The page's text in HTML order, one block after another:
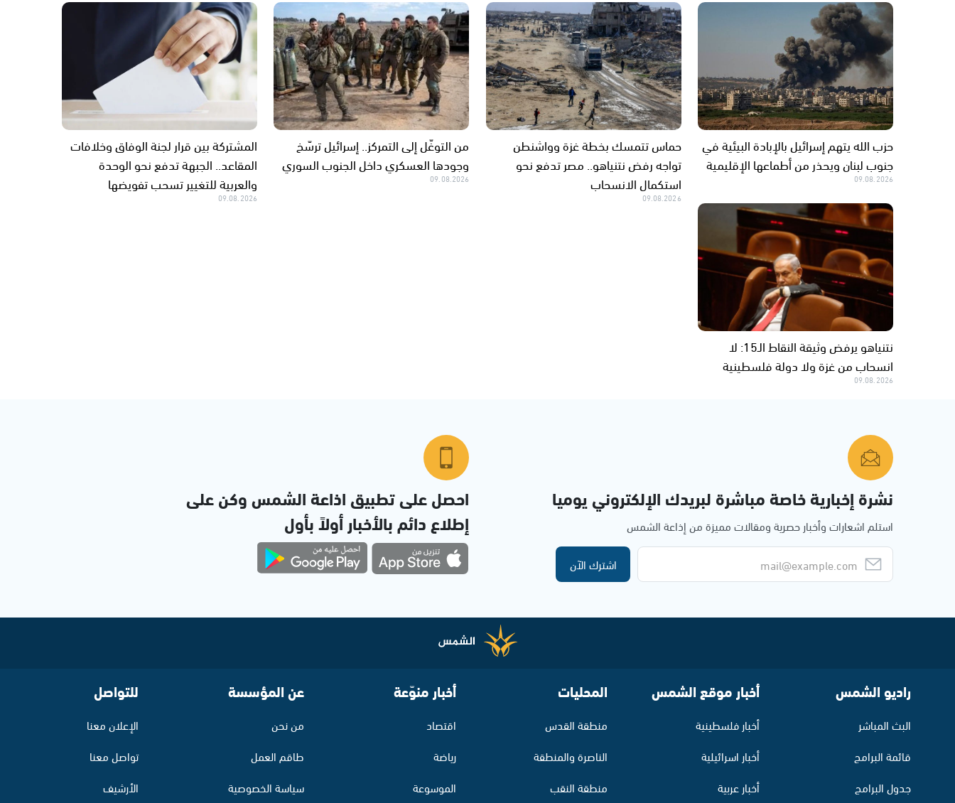
حزب الله يتهم إسرائيل بالإبادة البيئية في
جنوب لبنان ويحذر من أطماعها الإقليمية
09.08.2026
حماس تتمسك بخطة غزة وواشنطن
تواجه رفض نتنياهو.. مصر تدفع نحو
استكمال الانسحاب
09.08.2026
من التوغّل إلى التمركز.. إسرائيل ترسّخ
وجودها العسكري داخل الجنوب السوري
09.08.2026
المشتركة بين قرار لجنة الوفاق وخلافات
المقاعد.. الجبهة تدفع نحو الوحدة
والعربية للتغيير تسحب تفويضها
09.08.2026
نتنياهو يرفض وثيقة النقاط الـ15: لا
انسحاب من غزة ولا دولة فلسطينية
09.08.2026
نشرة إخبارية خاصة مباشرة لبريدك الإلكتروني يوميا
استلم اشعارات وأخبار حصرية ومقالات مميزة من إذاعة الشمس
اشترك الآن
احصل على تطبيق اذاعة الشمس وكن على
إطلاع دائم بالأخبار أولاً بأول
راديو الشمس
البث المباشر
قائمة البرامج
جدول البرامج
أخبار موقع الشمس
أخبار فلسطينية
أخبار اسرائيلية
أخبار عربية
المحليات
منطقة القدس
الناصرة والمنطقة
منطقة النقب
أخبار منوّعة
اقتصاد
رياضة
الموسوعة
عن المؤسسة
من نحن
طاقم العمل
سياسة الخصوصية
للتواصل
الإعلان معنا
تواصل معنا
الأرشيف